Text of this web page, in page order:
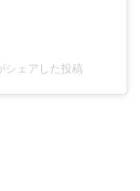
シェアした投稿